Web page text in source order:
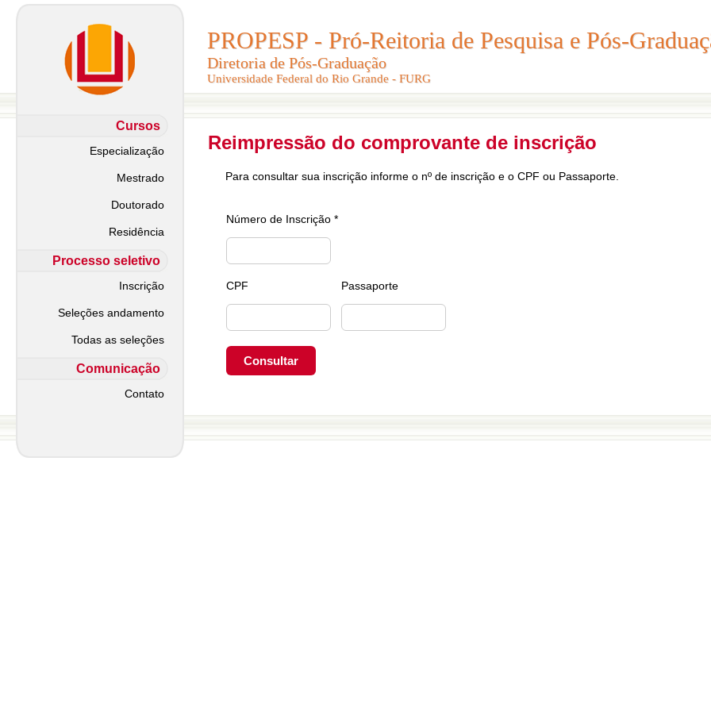
PROPESP - Pró-Reitoria de Pesquisa e Pós-
Diretoria de Pós-Graduação
Universidade Federal do Rio Grande - FURG
PROPESP - Pró-Reitoria de Pesquisa e Pós-
Diretoria de Pós-Graduação
Universidade Federal do Rio Grande - FURG
Cursos
Especialização
Mestrado
Doutorado
Residência
Processo seletivo
Inscrição
Seleções andamento
Todas as seleções
Comunicação
Contato
Reimpressão do comprovante de inscrição
Para consultar sua inscrição informe o nº de inscrição e o CPF ou Passaporte.
Número de Inscrição *
CPF Passaporte